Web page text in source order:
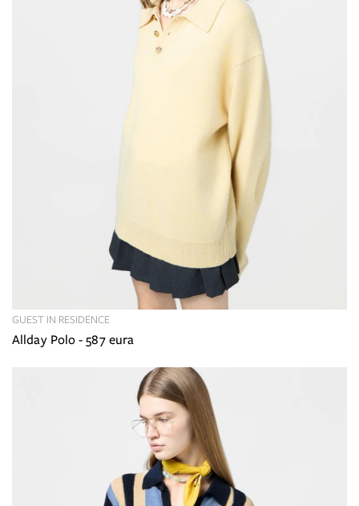
Allday Polo - 587 eura
GUEST IN RESIDENCE